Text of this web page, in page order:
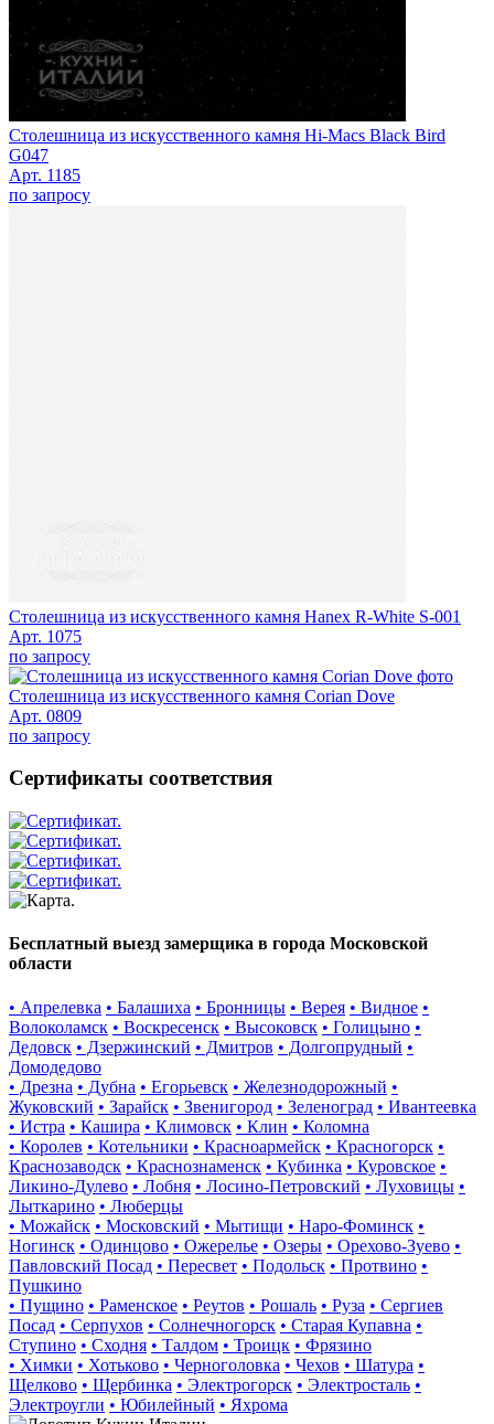
Столешница из искусственного камня Hi-Macs Black Bird
G047
Арт. 1185
по запросу
Столешница из искусственного камня Hanex R-White S-001
Арт. 1075
по запросу
Столешница из искусственного камня Corian Dove
Арт. 0809
по запросу
Сертификаты соответствия
Бесплатный выезд замерщика в города Московской
области
• Апрелевка • Балашиха • Бронницы • Верея • Видное •
Волоколамск • Воскресенск • Высоковск • Голицыно •
Дедовск • Дзержинский • Дмитров • Долгопрудный •
Домодедово
• Дрезна • Дубна • Егорьевск • Железнодорожный •
Жуковский • Зарайск • Звенигород • Зеленоград • Ивантеевка
• Истра • Кашира • Климовск • Клин • Коломна
• Королев • Котельники • Красноармейск • Красногорск •
Краснозаводск • Краснознаменск • Кубинка • Куровское •
Ликино-Дулево • Лобня • Лосино-Петровский • Луховицы •
Лыткарино • Люберцы
• Можайск • Московский • Мытищи • Наро-Фоминск •
Ногинск • Одинцово • Ожерелье • Озеры • Орехово-Зуево •
Павловский Посад • Пересвет • Подольск • Протвино •
Пушкино
• Пущино • Раменское • Реутов • Рошаль • Руза • Сергиев
Посад • Серпухов • Солнечногорск • Старая Купавна •
Ступино • Сходня • Талдом • Троицк • Фрязино
• Химки • Хотьково • Черноголовка • Чехов • Шатура •
Щелково • Щербинка • Электрогорск • Электросталь •
Электроугли • Юбилейный • Яхрома